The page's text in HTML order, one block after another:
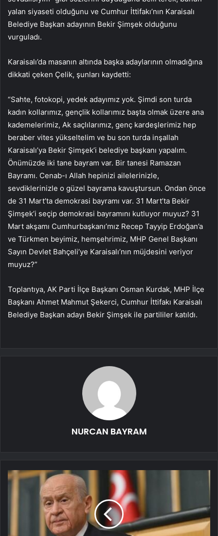
yalan siyaseti olduğunu ve Cumhur İttifakı’nın Karaisalı
Belediye Başkan adayının Bekir Şimşek olduğunu
vurguladı.
Karaisalı’da masanın altında başka adaylarının olmadığına
dikkati çeken Çelik, şunları kaydetti:
“Sahte, fotokopi, yedek adayımız yok. Şimdi son turda
kadın kollarımız, gençlik kollarımız başta olmak üzere ana
kademelerimiz, Ak saçlılarımız, genç kardeşlerimiz hep
beraber vites yükseltelim ve bu son turda inşallah
Karaisalı’ya Bekir Şimşek’i belediye başkanı yapalım.
Önümüzde iki tane bayram var. Bir tanesi Ramazan
Bayramı. Cenab-ı Allah hepinizi ailelerinizle,
sevdiklerinizle o güzel bayrama kavuştursun. Ondan önce
de 31 Mart’ta demokrasi bayramı var. 31 Mart’ta Bekir
Şimşek’i seçip demokrasi bayramını kutluyor muyuz? 31
Mart akşamı Cumhurbaşkanı’mız Recep Tayyip Erdoğan’a
ve Türkmen beyimiz, hemşehrimiz, MHP Genel Başkanı
Sayın Devlet Bahçeli’ye Karaisalı’nın müjdesini veriyor
muyuz?”
Toplantıya, AK Parti İlçe Başkanı Osman Kurdak, MHP İlçe
Başkanı Ahmet Mahmut Şekerci, Cumhur İttifakı Karaisalı
Belediye Başkan adayı Bekir Şimşek ile partililer katıldı.
NURCAN BAYRAM